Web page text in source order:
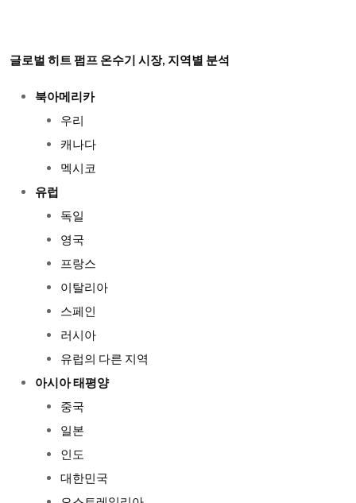
글로벌 히트 펌프 온수기 시장, 지역별 분석
북아메리카
우리
캐나다
멕시코
유럽
독일
영국
프랑스
이탈리아
스페인
러시아
유럽의 다른 지역
아시아 태평양
중국
일본
인도
대한민국